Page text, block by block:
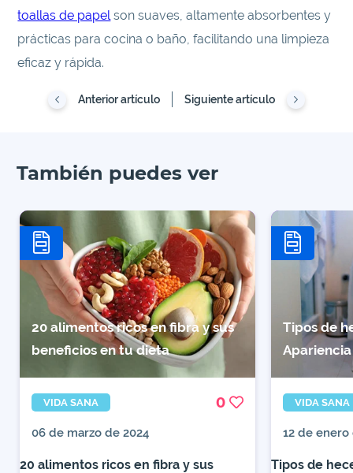
toallas de papel son suaves, altamente absorbentes y
prácticas para cocina o baño, facilitando una limpieza
eficaz y rápida.
Anterior artículo Siguiente artículo
También puedes ver
20 alimentos ricos en fibra y sus
beneficios en tu dieta
VIDA SANA 0
06 de marzo de 2024
20 alimentos ricos en fibra y sus
Tipos de
VIDA SANA
12 de enero
Tipos de